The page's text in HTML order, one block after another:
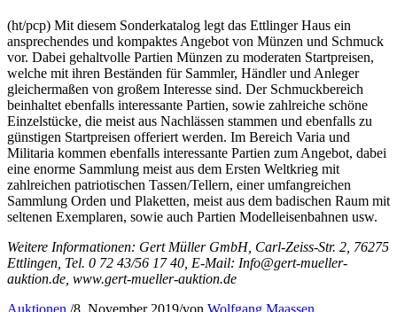
(ht/pcp) Mit diesem Sonderkatalog legt das Ettlinger Haus ein
ansprechendes und kompaktes Angebot von Münzen und Schmuck
vor. Dabei gehaltvolle Partien Münzen zu moderaten Startpreisen,
welche mit ihren Beständen für Sammler, Händler und Anleger
gleichermaßen von großem Interesse sind. Der Schmuckbereich
beinhaltet ebenfalls interessante Partien, sowie zahlreiche schöne
Einzelstücke, die meist aus Nachlässen stammen und ebenfalls zu
günstigen Startpreisen offeriert werden. Im Bereich Varia und
Militaria kommen ebenfalls interessante Partien zum Angebot, dabei
eine enorme Sammlung meist aus dem Ersten Weltkrieg mit
zahlreichen patriotischen Tassen/Tellern, einer umfangreichen
Sammlung Orden und Plaketten, meist aus dem badischen Raum mit
seltenen Exemplaren, sowie auch Partien Modelleisenbahnen usw.
Weitere Informationen: Gert Müller GmbH, Carl-Zeiss-Str. 2, 76275
Ettlingen, Tel. 0 72 43/56 17 40, E-Mail: Info@gert-mueller-
auktion.de, www.gert-mueller-auktion.de
Auktionen /8. November 2019/von Wolfgang Maassen